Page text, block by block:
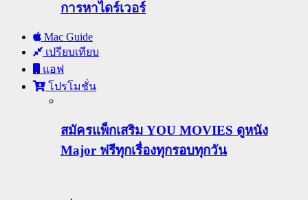
การหาไดร์เวอร์
Mac Guide
เปรียบเทียบ
แอฟ
โปรโมชั่น
สมัครแพ็กเสริม YOU MOVIES ดูหนัง
Major ฟรีทุกเรื่องทุกรอบทุกวัน